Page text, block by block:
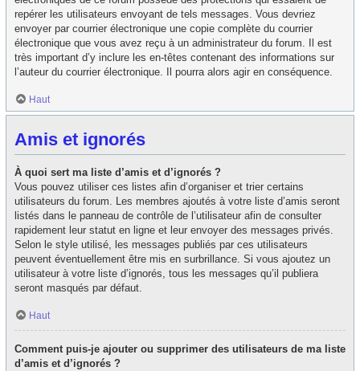
repérer les utilisateurs envoyant de tels messages. Vous devriez
envoyer par courrier électronique une copie complète du courrier
électronique que vous avez reçu à un administrateur du forum. Il est
très important d’y inclure les en-têtes contenant des informations sur
l’auteur du courrier électronique. Il pourra alors agir en conséquence.
Haut
Amis et ignorés
À quoi sert ma liste d’amis et d’ignorés ?
Vous pouvez utiliser ces listes afin d’organiser et trier certains
utilisateurs du forum. Les membres ajoutés à votre liste d’amis seront
listés dans le panneau de contrôle de l’utilisateur afin de consulter
rapidement leur statut en ligne et leur envoyer des messages privés.
Selon le style utilisé, les messages publiés par ces utilisateurs
peuvent éventuellement être mis en surbrillance. Si vous ajoutez un
utilisateur à votre liste d’ignorés, tous les messages qu’il publiera
seront masqués par défaut.
Haut
Comment puis-je ajouter ou supprimer des utilisateurs de ma liste
d’amis et d’ignorés ?